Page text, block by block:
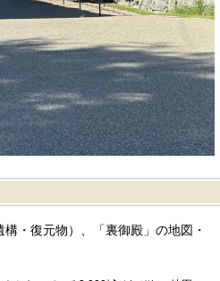
・復元物）、「裏御殿」の地図・